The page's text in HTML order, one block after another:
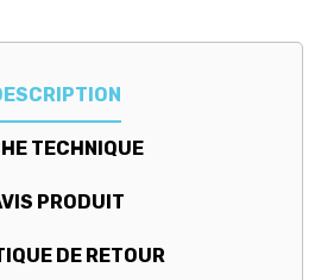
TECHNIQUE
PRODUIT
DE RETOUR